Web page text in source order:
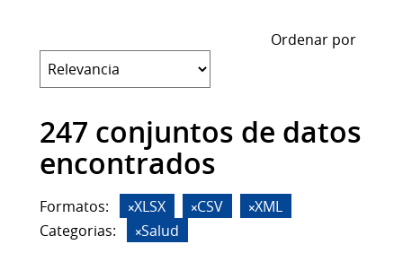
Ordenar por
247 conjuntos de datos
encontrados
Formatos: XLSX CSV
XML
Categorias:
Salud